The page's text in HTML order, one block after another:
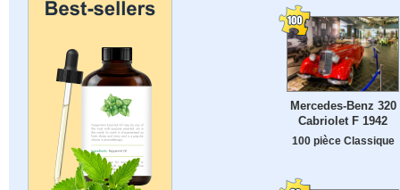
Mercedes-Benz 320
Cabriolet F 1942
100 pièce Classique